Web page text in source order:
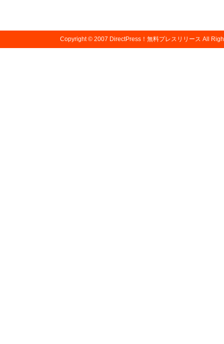
Copyright © 2007 DirectPress！無料プレスリリース All